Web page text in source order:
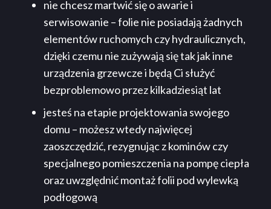
nie chcesz martwić się o awarie i
serwisowanie – folie nie posiadają żadnych
elementów ruchomych czy hydraulicznych,
dzięki czemu nie zużywają się tak jak inne
urządzenia grzewcze i będą Ci służyć
bezproblemowo przez kilkadziesiąt lat
jesteś na etapie projektowania swojego
domu – możesz wtedy najwięcej
zaoszczędzić, rezygnując z kominów czy
specjalnego pomieszczenia na pompę ciepła
oraz uwzględnić montaż folii pod wylewką
podłogową